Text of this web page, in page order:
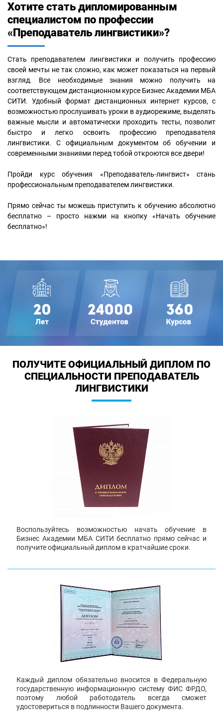
Хотите стать дипломированным
специалистом по профессии
«Преподаватель лингвистики»?
Стать преподавателем лингвистики и получить профессию
своей мечты не так сложно, как может показаться на первый
взгляд. Все необходимые знания можно получить на
соответствующем дистанционном курсе Бизнес Академии МБА
СИТИ. Удобный формат дистанционных интернет курсов, с
возможностью прослушивать уроки в аудиорежиме, выделять
важные мысли и автоматически проходить тесты, позволит
быстро и легко освоить профессию преподавателя
лингвистики. С официальным документом об обучении и
современными знаниями перед тобой откроются все двери!
Пройди курс обучения «Преподаватель-лингвист» стань
профессиональным преподавателем лингвистики.
Прямо сейчас ты можешь приступить к обучению абсолютно
бесплатно – просто нажми на кнопку «Начать обучение
бесплатно»!
ПОЛУЧИТЕ ОФИЦИАЛЬНЫЙ ДИПЛОМ ПО
СПЕЦИАЛЬНОСТИ ПРЕПОДАВАТЕЛЬ
ЛИНГВИСТИКИ
Воспользуйтесь возможностью начать обучение в
Бизнес Академии МБА СИТИ бесплатно прямо сейчас и
получите официальный диплом в кратчайшие сроки.
Каждый диплом обязательно вносится в Федеральную
государственную информационную систему ФИС ФРДО,
поэтому любой работодатель всегда сможет
удостовериться в подлинности Вашего документа.